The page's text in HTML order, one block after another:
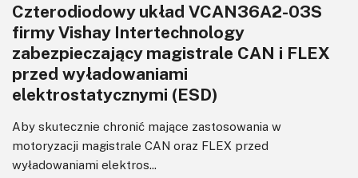
Czterodiodowy układ VCAN36A2-03S
firmy Vishay Intertechnology
zabezpieczający magistrale CAN i FLEX
przed wyładowaniami
elektrostatycznymi (ESD)
Aby skutecznie chronić mające zastosowania w
motoryzacji magistrale CAN oraz FLEX przed
wyładowaniami elektros...